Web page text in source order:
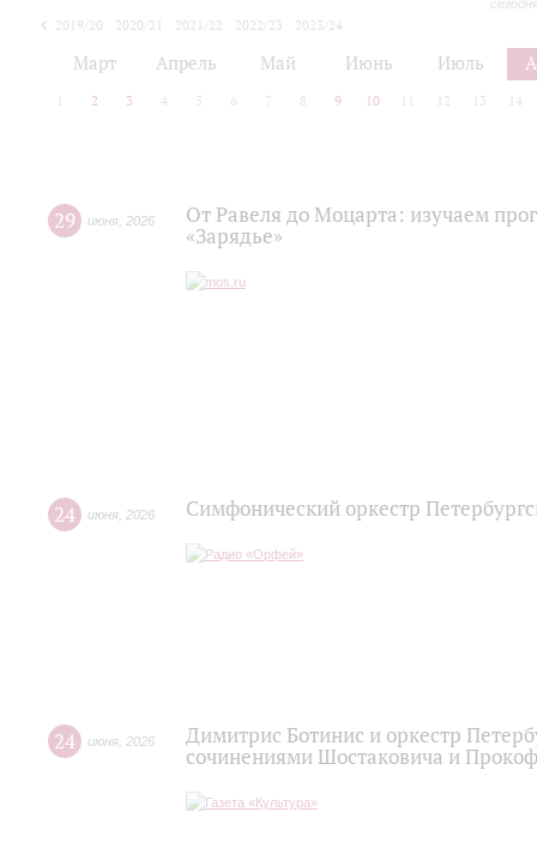
2019/20 2020/21 2021/22 2022/23
2023/24
Март Апрель Май Июнь Июль
2 3 4 5 6 7 8 9 10 12 13 14
29 июня 2026
От Равеля до Моцарта: изучаем
«Зарядье»
24 июня 2026 Симфонический оркестр
24 июня 2026
Димитрис Ботинис и оркестр
сочинениями Шостаковича и